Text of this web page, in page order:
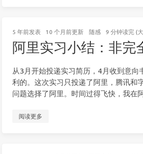
5 年前发表 10 个月前更新 随感 9 分钟读完 (
阿里实习小结：非完
从3月开始投递实习简历，4月收到意
利的。这次实习只投递了阿里，腾讯和
问题选择了阿里。时间过得飞快，我在
阅读更多